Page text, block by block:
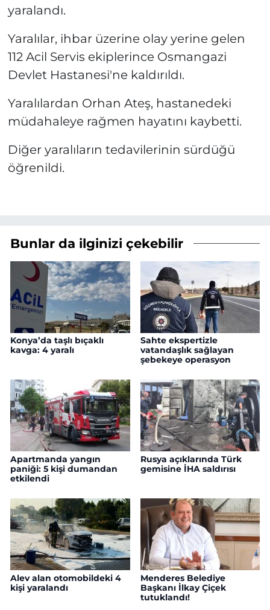
yaralandı.
Yaralılar, ihbar üzerine olay yerine gelen
112 Acil Servis ekiplerince Osmangazi
Devlet Hastanesi'ne kaldırıldı.
Yaralılardan Orhan Ateş, hastanedeki
müdahaleye rağmen hayatını kaybetti.
Diğer yaralıların tedavilerinin sürdüğü
öğrenildi.
Bunlar da ilginizi çekebilir
Konya’da taşlı bıçaklı
kavga: 4 yaralı
Sahte ekspertizle
vatandaşlık sağlayan
şebekeye operasyon
Apartmanda yangın
paniği: 5 kişi dumandan
etkilendi
Rusya açıklarında Türk
gemisine İHA saldırısı
Alev alan otomobildeki 4
kişi yaralandı
Menderes Belediye
Başkanı İlkay Çiçek
tutuklandı!